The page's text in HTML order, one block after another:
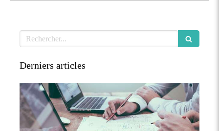
Rechercher
Derniers articles